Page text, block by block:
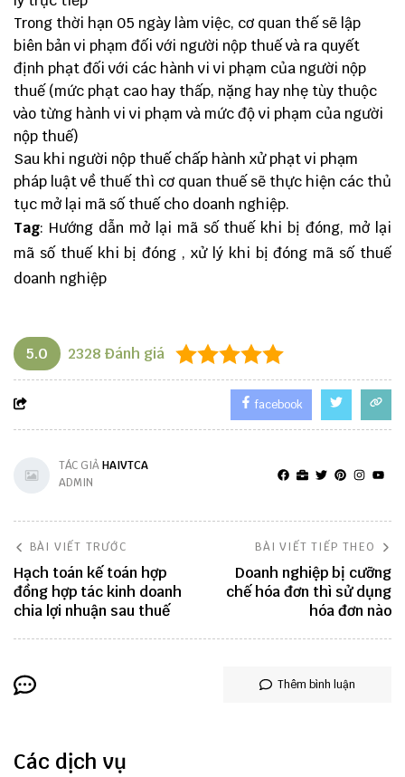
Trong thời hạn 05 ngày làm việc, cơ quan thế sẽ lập
biên bản vi phạm đối với người nộp thuế và ra quyết
định phạt đối với các hành vi vi phạm của người nộp
thuế (mức phạt cao hay thấp, nặng hay nhẹ tùy thuộc
vào từng hành vi vi phạm và mức độ vi phạm của người
nộp thuế)
Sau khi người nộp thuế chấp hành xử phạt vi phạm
pháp luật về thuế thì cơ quan thuế sẽ thực hiện các thủ
tục mở lại mã số thuế cho doanh nghiệp.
Tag: Hướng dẫn mở lại mã số thuế khi bị đóng, mở lại
mã số thuế khi bị đóng , xử lý khi bị đóng mã số thuế
doanh nghiệp
5.0 2328 Đánh giá
facebook
TÁC GIẢHAIVTCA
ADMIN
BÀI VIẾT TRƯỚC
Hạch toán kế toán hợp
đồng hợp tác kinh doanh
chia lợi nhuận sau thuế
BÀI VIẾT TIẾP THEO
Doanh nghiệp bị cưỡng
chế hóa đơn thì sử dụng
hóa đơn nào
Thêm bình luận
Các dịch vụ